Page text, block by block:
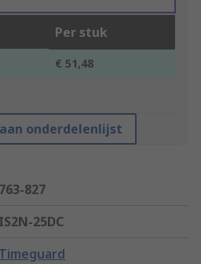
Per stuk
€ 51,48
onderdelenlijst
763-827
IS2N-25DC
Timeguard